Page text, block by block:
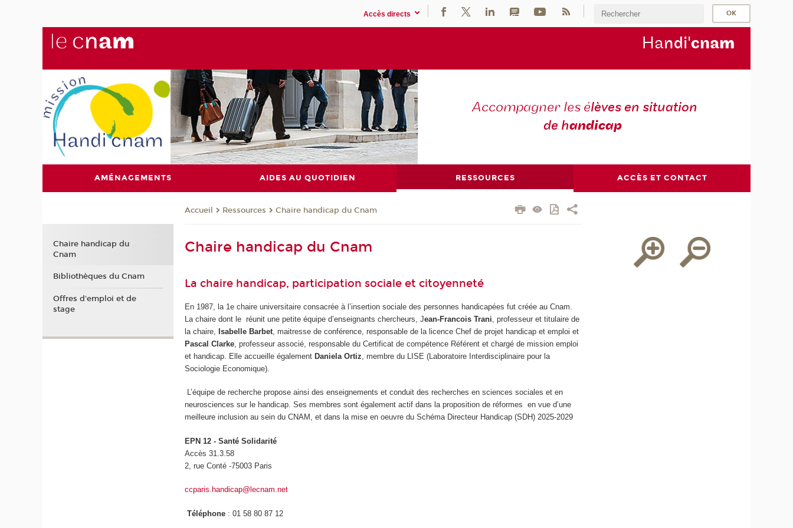
Accès directs
Handi'cnam
Accompagner les élèves en situation
de handicap
AMÉNAGEMENTS AIDES AU QUOTIDIEN RESSOURCES ACCÈS ET CONTACT
Accueil Ressources Chaire handicap du Cnam
Chaire handicap du Cnam
La chaire handicap, participation sociale et citoyenneté
En 1987, la 1e chaire universitaire consacrée à l’insertion sociale des personnes handicapées fut créée au Cnam.
La chaire dont le réunit une petite équipe d’enseignants chercheurs, Jean-Francois Trani , professeur et titulaire de
la chaire,Isabelle Barbet , maitresse de conférence, responsable de la licence Chef de projet handicap et emploi et
Pascal Clarke , professeur associé, responsable du Certificat de compétence Référent et chargé de mission emploi
et handicap. Elle accueille égalementDaniela Ortiz , membre du LISE (Laboratoire Interdisciplinaire pour la
Sociologie Economique).
L’équipe de recherche propose ainsi des enseignements et conduit des recherches en sciences sociales et en
neurosciences sur le handicap. Ses membres sont également actif dans la proposition de réformes en vue d’une
meilleure inclusion au sein du CNAM, et dans la mise en oeuvre du Schéma Directeur Handicap (SDH) 2025-2029
EPN 12 - Santé Solidarité
Accès 31.3.58
2, rue Conté -75003 Paris
ccparis.handicap@lecnam.net
Téléphone : 01 58 80 87 12
Chaire handicap du
Cnam
Bibliothèques du Cnam
Offres d'emploi et de
stage